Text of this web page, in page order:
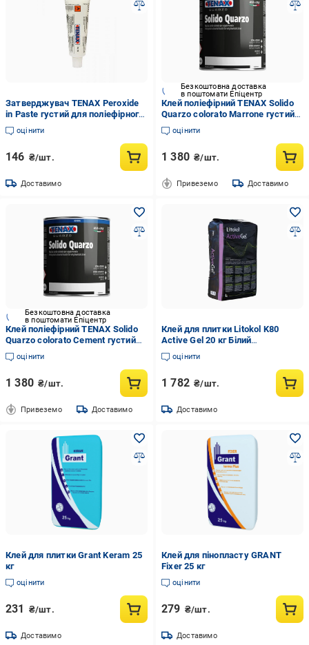
Затверджувач TENAX Peroxide
in Paste густий для поліефірного
клею 45 мл (000185)
оцінити
146 ₴/шт.
Доставимо
Безкоштовна доставка
в поштомати Епіцентр
Клей поліефірний TENAX Solido
Quarzo colorato Marrone густий
для склеювання/ремонту
кварцу/агломерату 1 л Темно-
оцінити
1 380 ₴/шт.
Привеземо Доставимо
Безкоштовна доставка
в поштомати Епіцентр
Клей поліефірний TENAX Solido
Quarzo colorato Cement густий
для склеювання/ремонту
кварцу/агломерату 1 л Світло-
оцінити
1 380 ₴/шт.
Привеземо Доставимо
Клей для плитки Litokol K80
Active Gel 20 кг Білий
(ACTGB0020)
оцінити
1 782 ₴/шт.
Доставимо
Клей для плитки Grant Keram 25
кг
оцінити
231 ₴/шт.
Доставимо
Клей для пінопласту GRANT
Fixer 25 кг
оцінити
279 ₴/шт.
Доставимо